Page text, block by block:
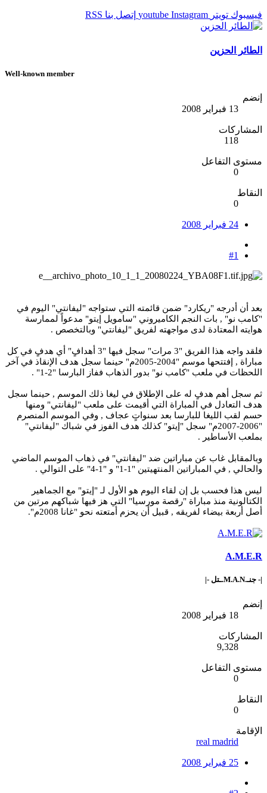
فيسبوك تويتر youtube Instagram إتصل بنا RSS
الطائر الحزين
Well-known member
إنضم
13 فبراير 2008
المشاركات
118
مستوى التفاعل
0
النقاط
0
24 فبراير 2008
#1
بعد أن أدرجه "ريكارد" ضمن قائمته التي ستواجه "ليفانتي" اليوم في
"كامب نو" , بات النجم الكاميروني "سامويل إيتو" مدعواً لممارسة
هوايته المعتادة لدى مواجهته لفريق "ليفانتي" وبالتخصص .
فلقد واجه هذا الفريق "3 مرات" سجل فيها "3 أهدافٍ" أي هدفٍ في كل
مباراة , إفتتحها موسم "2004-2005م" حينما سجل هدف الإنقاذ في آخر
اللحظات في ملعب "كامب نو" بدور الذهاب ففاز البارسا "2-1" .
ثم سجل أهم هدفٍ له على الإطلاق في ليغا ذلك الموسم , حينما سجل
هدف التعادل في المباراة التي أقيمت على ملعب "ليفانتي" ومنها
حسم لقب الليغا للبارسا بعد سنواتٍ عجاف , وفي الموسم المنصرم
"2006-2007م" سجل "إيتو" كذلك هدف الفوز في شباك "ليفانتي"
بملعب الأساطير .
وبالمقابل غاب عن مباراتين ضد "ليفانتي" في ذهاب الموسم الماضي
والحالي , في المباراتين المنتهيتين "1-1" و "1-4" على التوالي .
ليس هذا فحسب بل إن لقاء اليوم هو الأول لـ "إيتو" مع الجماهير
الكتالونية منذ مباراة "رقصة مورسيا" التي هز فيها شباكهم مرتين من
أصل أربعة بيضاء لفريقه , قبيل أن يحزم أمتعته نحو "غانا 2008م".
A.M.E.R
|- جنـ.M.A.N.ـتل -|
إنضم
18 فبراير 2008
المشاركات
9,328
مستوى التفاعل
0
النقاط
0
الإقامة
real madrid
25 فبراير 2008